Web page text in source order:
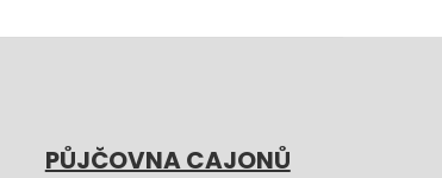
PŮJČOVNA CAJONŮ